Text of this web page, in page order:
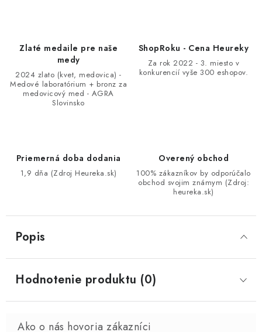
Zlaté medaile pre naše
medy
2024 zlato (kvet, medovica) -
Medové laboratórium + bronz za
medovicový med - AGRA
Slovinsko
ShopRoku - Cena Heureky
Za rok 2022 - 3. miesto v
konkurencií vyše 300 eshopov.
Priemerná doba dodania
1,9 dňa (Zdroj Heureka.sk)
Overený obchod
100% zákazníkov by odporúčalo
obchod svojim známym (Zdroj:
heureka.sk)
Popis
Hodnotenie produktu (0)